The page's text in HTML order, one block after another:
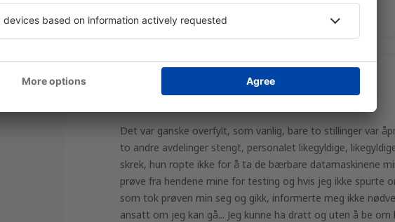
Hjelpsom
2024
Vurderingsinformasjon
Det var ganske overfylt, som vanlig, bare to stillinger var
to andre avdelinger stengt, personalet likegyldige,
skrek, hun ropte ikke for å ta de bærbare datamaskinene
prøve fra hendene mine for testing og hvis jeg ikke spurte
som tok prøven min seg og gikk, informerte meg ikke
ansatt om jeg kan gå... Jeg kunne ha dratt og uten å be